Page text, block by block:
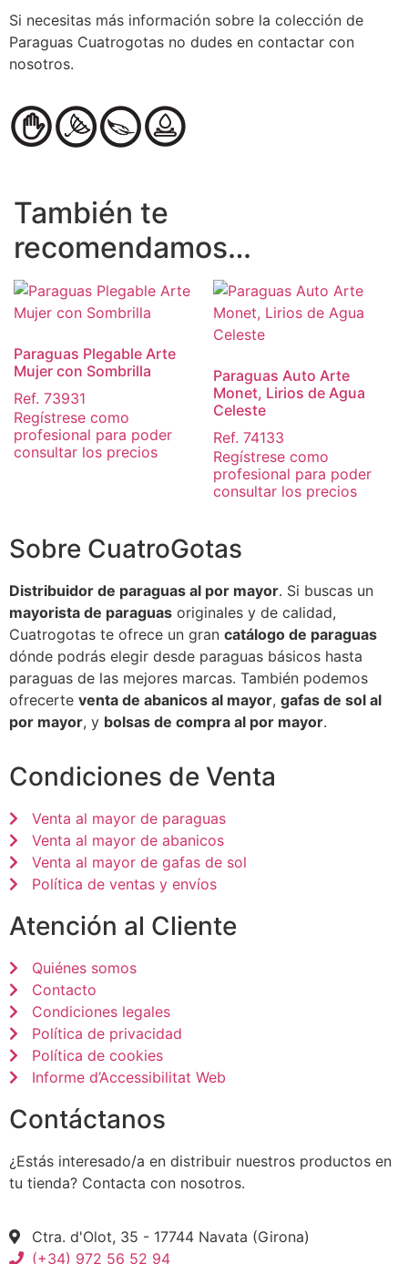
Si necesitas más información sobre la colección de
Paraguas Cuatrogotas no dudes en contactar con
nosotros.
También te
recomendamos…
Paraguas Plegable Arte
Mujer con Sombrilla
Ref. 73931
Regístrese como
profesional para poder
consultar los precios
Paraguas Auto Arte
Monet, Lirios de Agua
Celeste
Ref. 74133
Regístrese como
profesional para poder
consultar los precios
Sobre CuatroGotas
Distribuidor de paraguas al por mayor. Si buscas un
mayorista de paraguas originales y de calidad,
Cuatrogotas te ofrece un gran catálogo de paraguas
dónde podrás elegir desde paraguas básicos hasta
paraguas de las mejores marcas. También podemos
ofrecerte venta de abanicos al mayor, gafas de sol al
por mayor, y bolsas de compra al por mayor.
Condiciones de Venta
Venta al mayor de paraguas
Venta al mayor de abanicos
Venta al mayor de gafas de sol
Política de ventas y envíos
Atención al Cliente
Quiénes somos
Contacto
Condiciones legales
Política de privacidad
Política de cookies
Informe d’Accessibilitat Web
Contáctanos
¿Estás interesado/a en distribuir nuestros productos en
tu tienda? Contacta con nosotros.
Ctra. d'Olot, 35 - 17744 Navata (Girona)
(+34) 972 56 52 94